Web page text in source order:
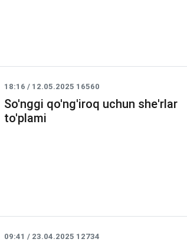
18:16 / 12.05.2025 16560
So'nggi qo'ng'iroq uchun she'rlar
to'plami
09:41 / 23.04.2025 12734